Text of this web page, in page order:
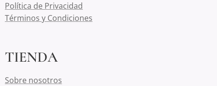
Política de Privacidad
Términos y Condiciones
TIENDA
Sobre nosotros